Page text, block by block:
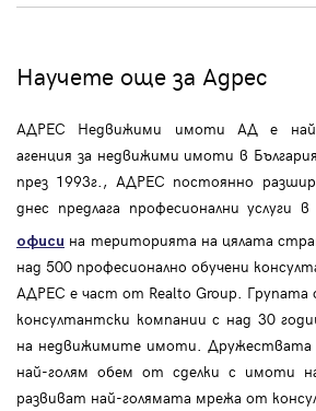
Научете още за Адрес
АДРЕС Недвижими имоти АД е най-
агенция за недвижими имоти в
през 1993г., АДРЕС постоянно
днес предлага професионални услуги
офиси на територията на цялата
над 500 професионално обучени
АДРЕС е част от Realto Group. Групата
консултантски компании с над 30
на недвижимите имоти. Дружествата
най-голям обем от сделки с имоти
развиват най-голямата мрежа от